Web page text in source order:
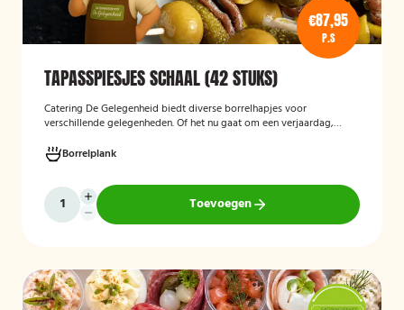
€87,95
P.S
TAPASSPIESJES SCHAAL (42 STUKS)
Catering De Gelegenheid biedt diverse borrelhapjes voor
verschillende gelegenheden. Of het nu gaat om een verjaardag,
Hieronder ziet u een selectie uit ons aanbod. De tapasspiesjesschaal
is geschikt voor maximaal 6 personen.
Borrelplank
Toevoegen